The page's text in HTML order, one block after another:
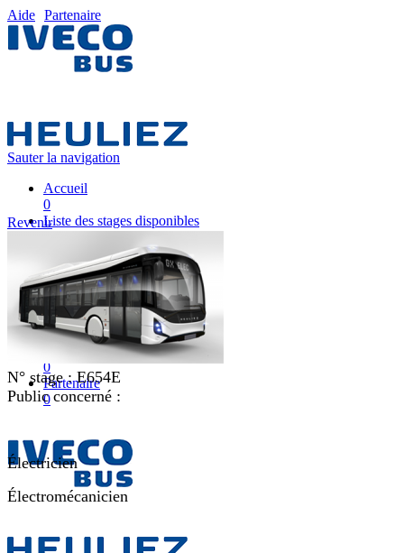
Aide Partenaire
Sauter la navigation
Accueil
0
Liste des stages disponibles
Liste des stages
0
Nos équipes pédagogiques
0
IVECO FRANCE
0
Mon plan de formation
0
Partenaire
0
Revenir
N° stage :E654E
Public concerné :
Électricien
Électromécanicien